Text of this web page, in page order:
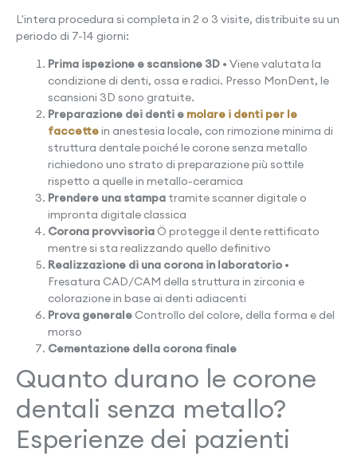
L'intera procedura si completa in 2 o 3 visite, distribuite su un
periodo di 7-14 giorni:
Prima ispezione e scansione 3D • Viene valutata la
condizione di denti, ossa e radici. Presso MonDent, le
scansioni 3D sono gratuite.
Preparazione dei denti e molare i denti per le
faccettein anestesia locale, con rimozione minima di
struttura dentale poiché le corone senza metallo
richiedono uno strato di preparazione più sottile
rispetto a quelle in metallo-ceramica
Prendere una stampa tramite scanner digitale o
impronta digitale classica
Corona provvisoria Ö protegge il dente rettificato
mentre si sta realizzando quello definitivo
Realizzazione di una corona in laboratorio •
Fresatura CAD/CAM della struttura in zirconia e
colorazione in base ai denti adiacenti
Prova generale Controllo del colore, della forma e del
morso
Cementazione della corona finale
Quanto durano le corone
dentali senza metallo?
Esperienze dei pazienti